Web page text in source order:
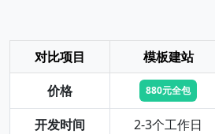
对比项目 模板建站
价格
880元全包
开发时间 2-3个工作日